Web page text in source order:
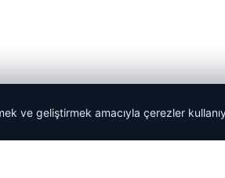
ve geliştirmek amacıyla çerezler